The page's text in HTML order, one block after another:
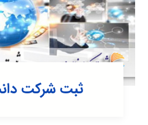
ثبت شرکت